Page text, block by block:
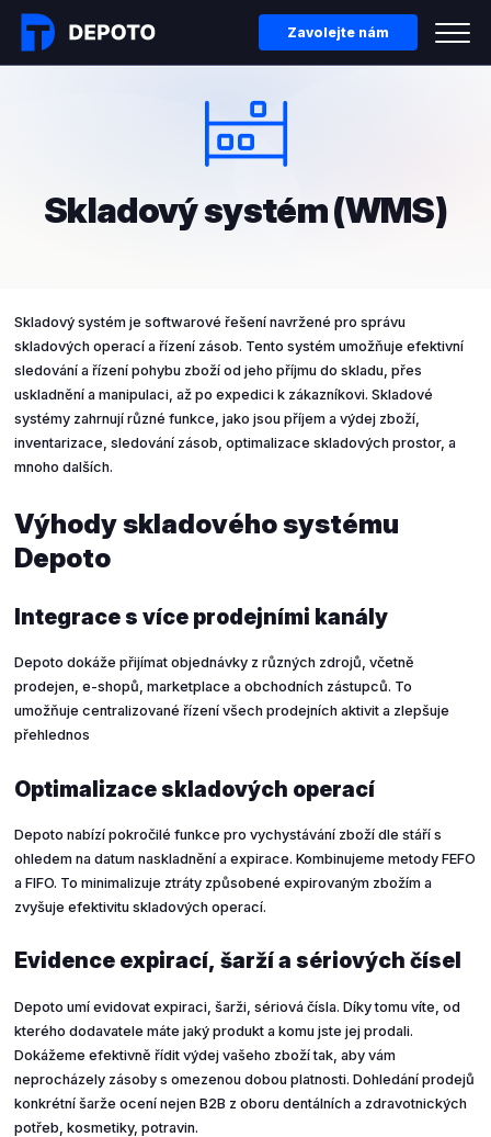
Zavolejte nám
Skladový systém (WMS)
Skladový systém je softwarové řešení navržené pro správu
skladových operací a řízení zásob. Tento systém umožňuje efektivní
sledování a řízení pohybu zboží od jeho příjmu do skladu, přes
uskladnění a manipulaci, až po expedici k zákazníkovi. Skladové
systémy zahrnují různé funkce, jako jsou příjem a výdej zboží,
inventarizace, sledování zásob, optimalizace skladových prostor, a
mnoho dalších.
Výhody skladového systému
Depoto
Integrace s více prodejními kanály
Depoto dokáže přijímat objednávky z různých zdrojů, včetně
prodejen, e-shopů, marketplace a obchodních zástupců. To
umožňuje centralizované řízení všech prodejních aktivit a zlepšuje
přehlednos
Optimalizace skladových operací
Depoto nabízí pokročilé funkce pro vychystávání zboží dle stáří s
ohledem na datum naskladnění a expirace. Kombinujeme metody FEFO
a FIFO. To minimalizuje ztráty způsobené expirovaným zbožím a
zvyšuje efektivitu skladových operací.
Evidence expirací, šarží a sériových čísel
Depoto umí evidovat expiraci, šarži, sériová čísla. Díky tomu víte, od
kterého dodavatele máte jaký produkt a komu jste jej prodali.
Dokážeme efektivně řídit výdej vašeho zboží tak, aby vám
neprocházely zásoby s omezenou dobou platnosti. Dohledání prodejů
konkrétní šarže ocení nejen B2B z oboru dentálních a zdravotnických
potřeb, kosmetiky, potravin.